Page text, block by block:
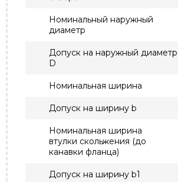
Номинальный наружный
диаметр
Допуск на наружный диаметр
D
Номинальная ширина
Допуск на ширину b
Номинальная ширина
втулки скольжения (до
канавки фланца)
Допуск на ширину b1